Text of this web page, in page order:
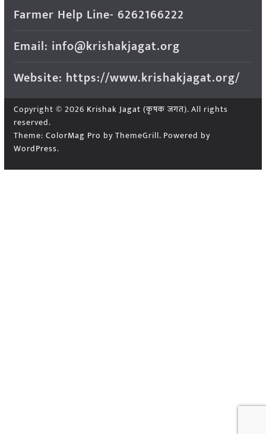
Farmer Help Line- 6262166222
Email: info@krishakjagat.org
Website: https://www.krishakjagat.org/
Copyright © 2026 Krishak Jagat (कृषक जगत). All rights
reserved.
Theme: ColorMag Pro by ThemeGrill. Powered by
WordPress.